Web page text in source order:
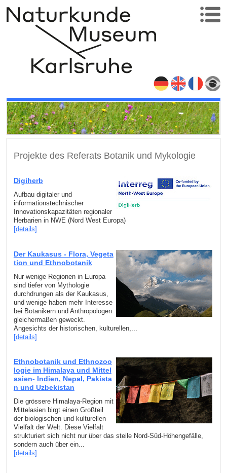
Projekte des Referats Botanik und Mykologie
Digiherb
Aufbau digitaler und
informationstechnischer
Innovationskapazitäten regionaler
Herbarien in NWE (Nord West Europa)
[details]
Der Kaukasus - Flora, Vegeta
tion und Ethnobotanik
Nur wenige Regionen in Europa
sind tiefer von Mythologie
durchdrungen als der Kaukasus,
und wenige haben mehr Interesse
bei Botanikern und Anthropologen
gleichermaßen geweckt.
Angesichts der historischen, kulturellen,...
[details]
Ethnobotanik und Ethnozoo
logie im Himalaya und Mittel
asien- Indien, Nepal, Pakista
n und Uzbekistan
Die grössere Himalaya-Region mit
Mittelasien birgt einen Großteil
der biologischen und kulturellen
Vielfalt der Welt. Diese Vielfalt
strukturiert sich nicht nur über das steile Nord-Süd-Höhengefälle,
sondern auch über ein...
[details]